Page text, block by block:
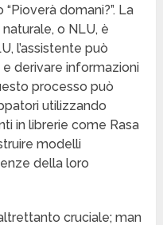
domani?”. La
o NLU, è
l’assistente può
e derivare informazioni
processo può
utilizzando
in librerie come Rasa
modelli
della loro
cruciale; man